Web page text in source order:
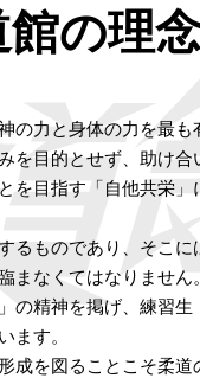
の理
の力と身体の力を最も
を目的とせず、助け合
を目指す「自他共栄」
るものであり、そこに
まなくてはなりません
の精神を掲げ、練習生
ます。
成を図ることこそ柔道